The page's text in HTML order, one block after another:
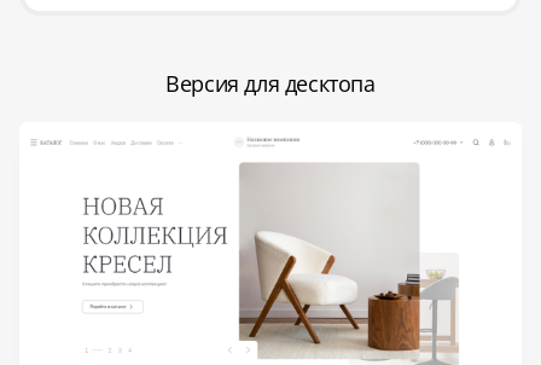
Версия для десктопа